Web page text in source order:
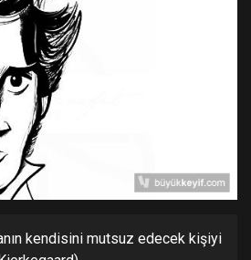
kendisini mutsuz edecek kişiyi